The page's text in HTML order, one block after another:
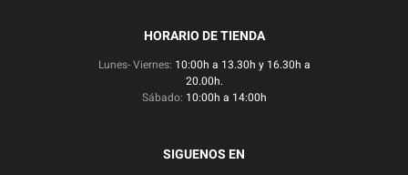
HORARIO DE TIENDA
Lunes- Viernes: 10:00h a 13.30h y 16.30h a
20.00h.
Sábado: 10:00h a 14:00h
SIGUENOS EN